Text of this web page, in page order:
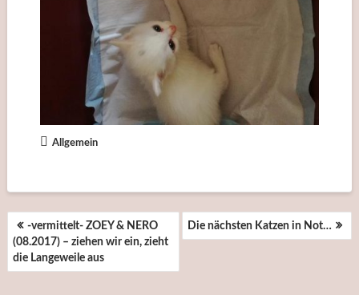
Allgemein
BEITRAGSNAVIGATION
-vermittelt- ZOEY & NERO
(08.2017) – ziehen wir ein, zieht
die Langeweile aus
Die nächsten Katzen in Not…